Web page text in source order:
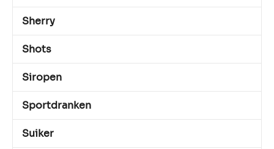
Sherry
Shots
Siropen
Sportdranken
Suiker